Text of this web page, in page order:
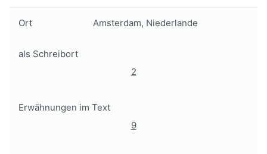
Ort Amsterdam, Niederlande
als Schreibort
2
Erwähnungen im Text
9